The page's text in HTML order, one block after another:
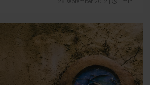
28 september 2012 1 min